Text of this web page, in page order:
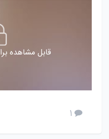
قابل مشاهده
1